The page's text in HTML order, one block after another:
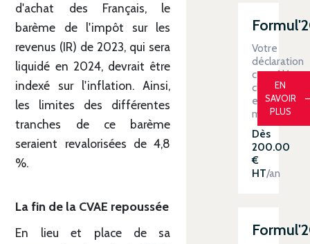
d'achat des Français, le
barème de l'impôt sur les
revenus (IR) de 2023, qui sera
liquidé en 2024, devrait être
indexé sur l'inflation. Ainsi,
les limites des différentes
tranches de ce barème
seraient revalorisées de 4,8
%.
La fin de la CVAE repoussée
En lieu et place de sa
Votre
déclaration
contrôlée
clé
en
main
Dès
200.00
€
HT/an
EN
SAVOIR
PLUS